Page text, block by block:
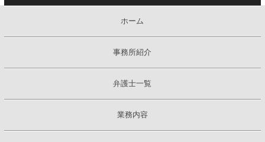
ホーム
事務所紹介
弁護士一覧
業務内容